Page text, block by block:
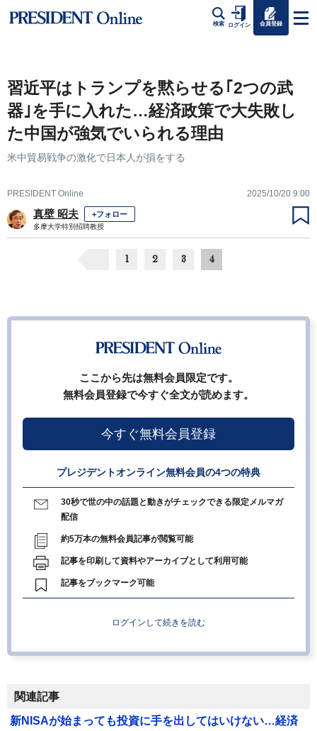
検索 ログイン 会員登録
習近平はトランプを黙らせる｢2つの武
器｣を手に入れた…経済政策で大失敗し
た中国が強気でいられる理由
米中貿易戦争の激化で日本人が損をする
PRESIDENT Online 2025/10/20 9:00
真壁 昭夫 +フォロー
多摩大学特別招聘教授
1 2 3 4
ここから先は無料会員限定です。
無料会員登録で今すぐ全文が読めます。
今すぐ無料会員登録
プレジデントオンライン無料会員の4つの特典
30秒で世の中の話題と動きがチェックできる限定メルマガ
配信
約5万本の無料会員記事が閲覧可能
記事を印刷して資料やアーカイブとして利用可能
記事をブックマーク可能
ログインして続きを読む
関連記事
新NISAが始まっても投資に手を出してはいけない…経済